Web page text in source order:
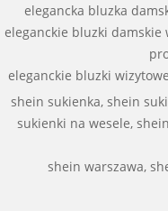
elegancka bluzka
eleganckie bluzki damskie
eleganckie bluzki
shein sukienka, shein
sukienki na wesele,
shein warszawa,